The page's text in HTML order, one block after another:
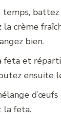
temps,
la crème
bien.
feta et
ensuite
la feta.